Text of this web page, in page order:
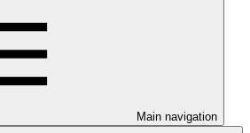
Main navigation